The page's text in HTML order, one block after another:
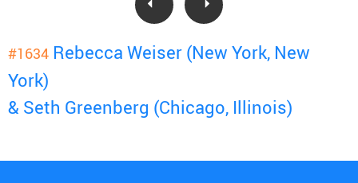
#1634 Rebecca Weiser (New York, New
York)
& Seth Greenberg (Chicago, Illinois)